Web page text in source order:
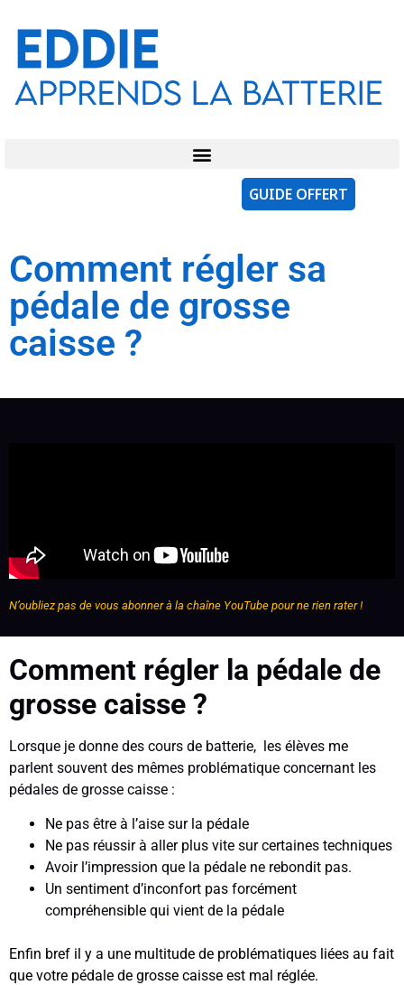
GUIDE OFFERT
Comment régler sa
pédale de grosse
caisse ?
N’oubliez pas de vous abonner à la chaîne YouTube pour ne rien rater !
Comment régler la pédale de
grosse caisse ?
Lorsque je donne des cours de batterie, les élèves me
parlent souvent des mêmes problématique concernant les
pédales de grosse caisse :
Ne pas être à l’aise sur la pédale
Ne pas réussir à aller plus vite sur certaines techniques
Avoir l’impression que la pédale ne rebondit pas.
Un sentiment d’inconfort pas forcément
compréhensible qui vient de la pédale
Enfin bref il y a une multitude de problématiques liées au fait
que votre pédale de grosse caisse est mal réglée.